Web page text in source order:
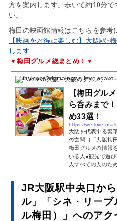
方を案内します。歩いて約10分で
い。
梅田の映画館情報はこちらを参考
【映画をお得に楽しむ】大阪駅･
します
▼梅田グルメ総まとめ！▼
Welove大阪・大阪のグルメ、イ
【梅田グル
ら呑みまで
め33選！
https://we-love-
大阪を代表する繁
の玄関口「大阪梅
梅田グルメの情報
いる人●観光で遊
人すべての人のた
JR大阪駅中央口か
ル」「シネ・リーブ
ル梅田）」へのアク